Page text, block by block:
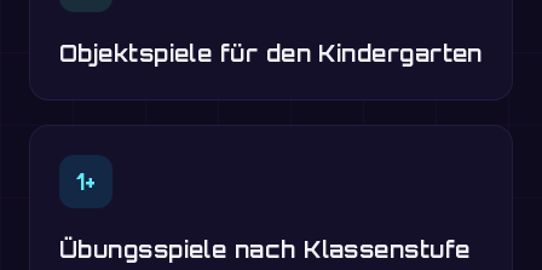
Objektspiele für den Kindergarten
1+
Übungsspiele nach Klassenstufe